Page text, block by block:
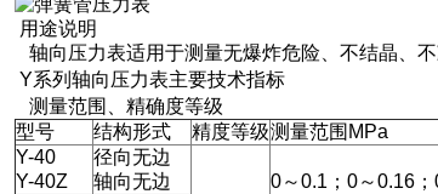
用途说明
轴向压力表适用于测量无爆炸危险、不结晶、
Y系列 轴向压力表主要技术指标
测量范围、精确度等级
型号
结构形式 精度等级测量范围MPa
Y-40
Y-40Z
径向无边
轴向无边
0～0.1；0～0.16；